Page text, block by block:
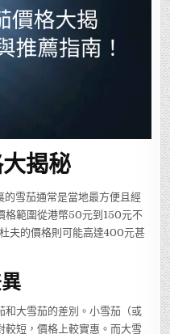
秘：
最
全
攻
略
與
揭秘
的雪茄通常是當地最方便且經
格範圍從港幣50元到150元不
夫的價格則可能高達400元甚
和大雪茄的差別。小雪茄（或
較短，價格上較實惠。而大雪